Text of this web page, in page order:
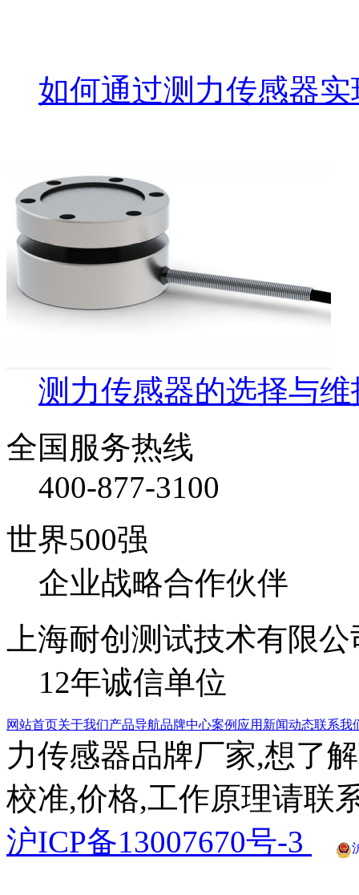
如何通过测力传感器
测力传感器的选择与
全国服务热线
400-877-3100
世界500强
企业战略合作伙伴
上海耐创测试技术有限公
12年诚信单位
网站首页 关于我们产品导航品牌中心案例应用 新闻动态联系我
力传感器品牌厂家,想了
校准,价格,工作原理请联
沪ICP备13007670号-3